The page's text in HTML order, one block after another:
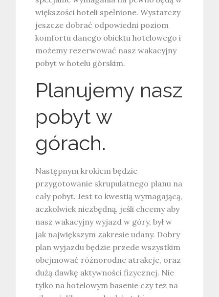
większości hoteli spełnione. Wystarczy
jeszcze dobrać odpowiedni poziom
komfortu danego obiektu hotelowego i
możemy rezerwować nasz wakacyjny
pobyt w hotelu górskim.
Planujemy nasz
pobyt w
górach.
Następnym krokiem będzie
przygotowanie skrupulatnego planu na
cały pobyt. Jest to kwestią wymagającą,
aczkolwiek niezbędną, jeśli chcemy aby
nasz wakacyjny wyjazd w góry, był w
jak największym zakresie udany. Dobry
plan wyjazdu będzie przede wszystkim
obejmować różnorodne atrakcje, oraz
dużą dawkę aktywności fizycznej. Nie
tylko na hotelowym basenie czy też na